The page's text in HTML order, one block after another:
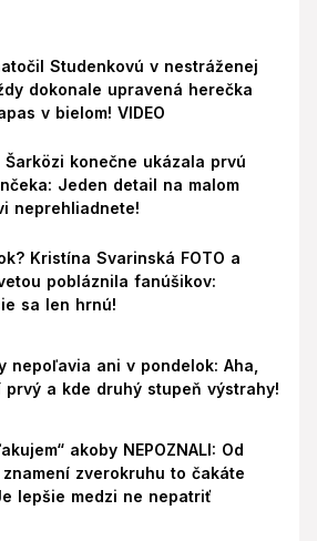
Studenkovú v nestráženej
dokonale upravená herečka
v bielom! VIDEO
Šarközi konečne ukázala prvú
Jeden detail na malom
neprehliadnete!
Kristína Svarinská FOTO a
pobláznila fanúšikov:
sa len hrnú!
nepoľavia ani v pondelok: Aha,
prvý a kde druhý stupeň výstrahy!
akoby NEPOZNALI: Od
zverokruhu to čakáte
lepšie medzi ne nepatriť